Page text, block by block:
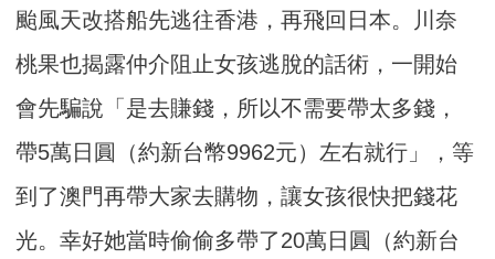
颱風天改搭船先逃往香港，再飛回日本。川奈
桃果也揭露仲介阻止女孩逃脫的話術，一開始
會先騙說「是去賺錢，所以不需要帶太多錢，
帶5萬日圓（約新台幣9962元）左右就行」，等
到了澳門再帶大家去購物，讓女孩很快把錢花
光。幸好她當時偷偷多帶了20萬日圓（約新台